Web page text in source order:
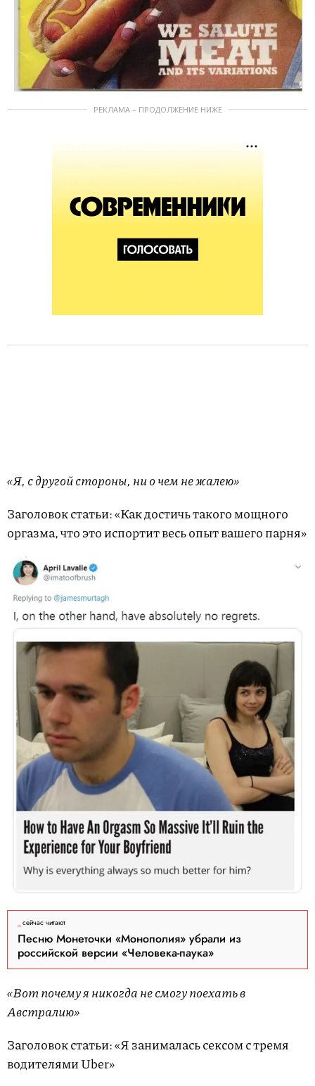
РЕКЛАМА – ПРОДОЛЖЕНИЕ НИЖЕ
«Я, с другой стороны, ни о чем не жалею»
Заголовок статьи: «Как достичь такого мощного
оргазма, что это испортит весь опыт вашего парня»
сейчас читают
Песню Монеточки «Монополия» убрали из
российской версии «Человека-паука»
«Вот почему я никогда не смогу поехать в
Австралию»
Заголовок статьи: «Я занималась сексом с тремя
водителями Uber»